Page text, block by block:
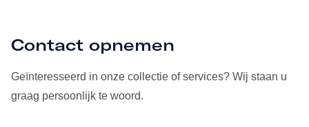
Contact opnemen
Geïnteresseerd in onze collectie of services? Wij staan u
graag persoonlijk te woord.